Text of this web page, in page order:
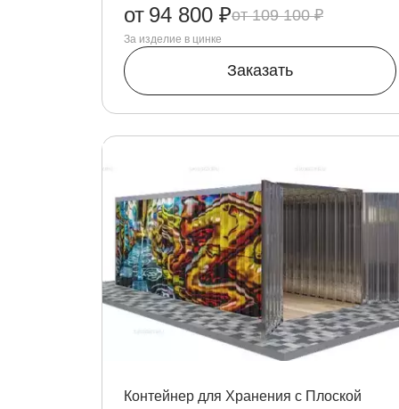
109 100 ₽
от 94 800 ₽
За изделие в цинке
Заказать
Контейнер для Хранения с Плоской